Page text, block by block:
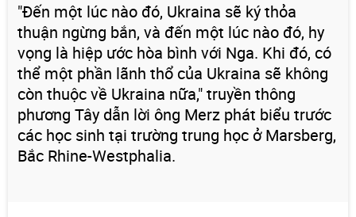
"Đến một lúc nào đó, Ukraina sẽ ký thỏa
thuận ngừng bắn, và đến một lúc nào đó, hy
vọng là hiệp ước hòa bình với Nga. Khi đó, có
thể một phần lãnh thổ của Ukraina sẽ không
còn thuộc về Ukraina nữa," truyền thông
phương Tây dẫn lời ông Merz phát biểu trước
các học sinh tại trường trung học ở Marsberg,
Bắc Rhine-Westphalia.